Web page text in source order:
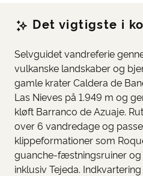
Det vigtigste i
Selvguidet vandreferie
vulkanske landskaber og
gamle krater Caldera de
Las Nieves på 1.949 m og
kløft Barranco de Azuaje.
over 6 vandredage og
klippeformationer som
guanche-fæstningsruiner og
inklusiv Tejeda.